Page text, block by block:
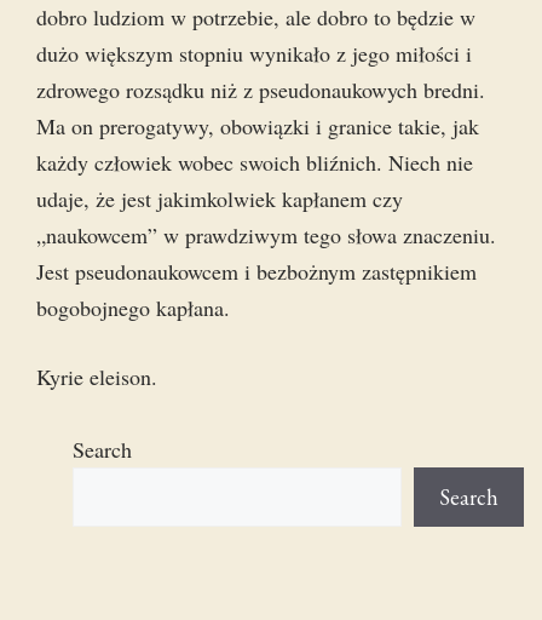
dobro ludziom w potrzebie, ale dobro to będzie w
dużo większym stopniu wynikało z jego miłości i
zdrowego rozsądku niż z pseudonaukowych bredni.
Ma on prerogatywy, obowiązki i granice takie, jak
każdy człowiek wobec swoich bliźnich. Niech nie
udaje, że jest jakimkolwiek kapłanem czy
„naukowcem” w prawdziwym tego słowa znaczeniu.
Jest pseudonaukowcem i bezbożnym zastępnikiem
bogobojnego kapłana.
Kyrie eleison.
Search
Search